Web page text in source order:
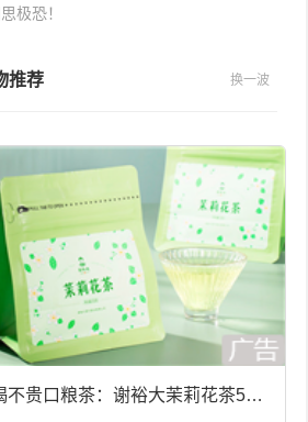
极恐！
推荐 换一波
不贵口粮茶：谢裕大茉莉花茶50g